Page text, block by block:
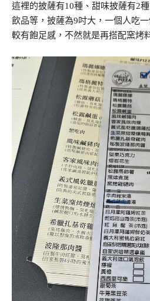
這裡的披薩有10種、甜味披薩有2
飲品等，披薩為9吋大，一個人吃
較有飽足感，不然就是再搭配窯烤